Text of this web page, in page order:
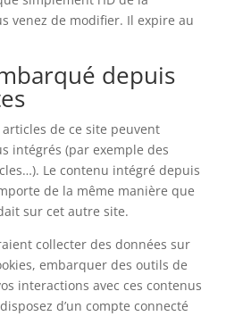
venez de modifier. Il expire au
depuis
articles de ce site peuvent
intégrés (par exemple des
Le contenu intégré depuis
de la même manière que
sur cet autre site.
collecter des données sur
embarquer des outils de
interactions avec ces contenus
d’un compte connecté